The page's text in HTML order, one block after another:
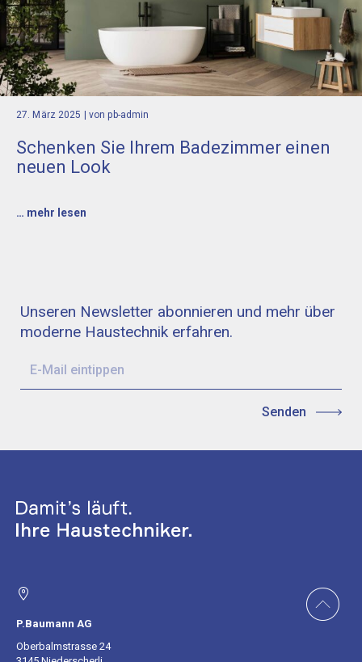
27. März 2025 | von pb-admin
Schenken Sie Ihrem Badezimmer einen
neuen Look
… mehr lesen
Unseren Newsletter abonnieren und mehr über
moderne Haustechnik erfahren.
P.Baumann AG
Oberbalmstrasse 24